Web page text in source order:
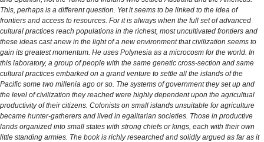
This, perhaps is a different question. Yet it seems to be linked to the idea of
frontiers and access to resources. For it is always when the full set of advanced
cultural practices reach populations in the richest, most uncultivated frontiers and
these ideas cast anew in the light of a new environment that civilization seems to
gain its greatest momentum. He uses Polynesia as a microcosm for the world. In
this laboratory, a group of people with the same genetic cross-section and same
cultural practices embarked on a grand venture to settle all the islands of the
Pacific some two millenia ago or so. The systems of government they set up and
the level of civilization they reached were highly dependent upon the agricultual
productivity of their citizens. Colonists on small islands unsuitable for agriculture
became hunter-gatherers and lived in egalitarian societies. Those in productive
lands organized into small states with strong chiefs or kings, each with their own
little standing armies. The book is richly researched and solidly argued as far as it